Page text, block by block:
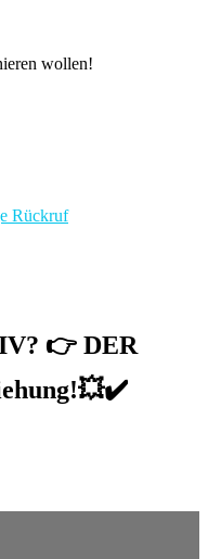
wollen!
Rückruf
👉 DER